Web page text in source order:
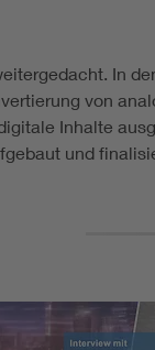
In
von
Inhalte
und